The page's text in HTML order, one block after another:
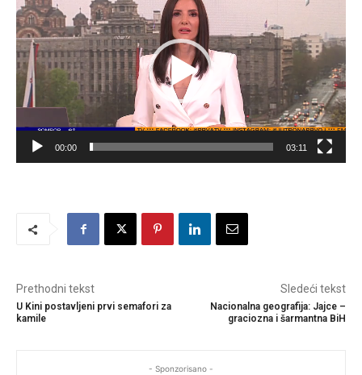
r
e
g
l
a
z
a
p
00:00 03:11
Prethodni tekst
U Kini postavljeni prvi semafori za
kamile
Sledeći tekst
Nacionalna geografija: Jajce –
graciozna i šarmantna BiH
- Sponzorisano -